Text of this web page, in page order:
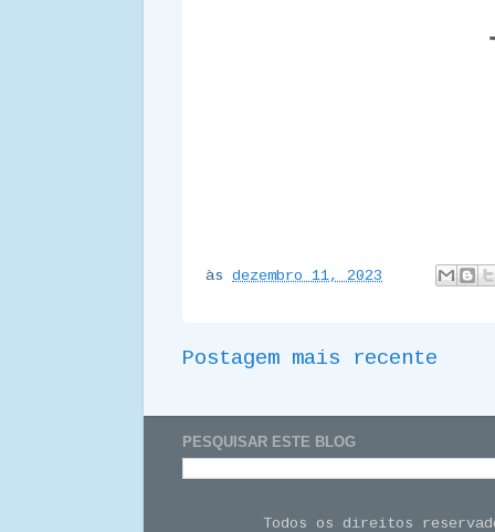
às dezembro 11, 2023
Postagem mais recente
PESQUISAR ESTE BLOG
Todos os direitos